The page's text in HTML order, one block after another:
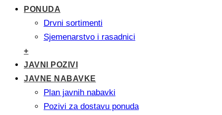
PONUDA
Drvni sortimenti
Sjemenarstvo i rasadnici
+
JAVNI POZIVI
JAVNE NABAVKE
Plan javnih nabavki
Pozivi za dostavu ponuda